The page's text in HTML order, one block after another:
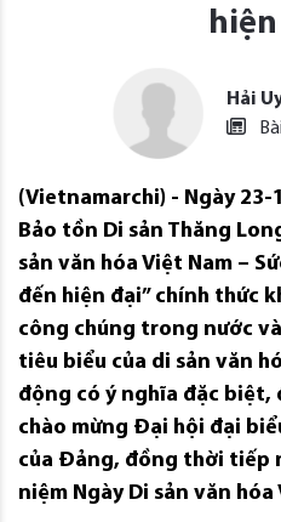
Hải
(Vietnamarchi) - Ngày
Bảo tồn Di sản Thăng
sản văn hóa Việt Nam –
đến hiện đại” chính thức
công chúng trong nước
tiêu biểu của di sản văn
động có ý nghĩa đặc biệt,
chào mừng Đại hội đại
của Đảng, đồng thời tiếp
niệm Ngày Di sản văn hóa